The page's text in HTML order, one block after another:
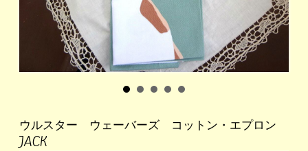
ウルスター ウェーバーズ コットン・エプロン
JACK